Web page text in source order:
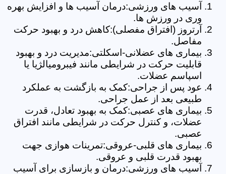
آسیب های ورزشی:درمان آسیب ها و افزایش بهره
وری در ورزش ها.
آرتروز (افتراق مفصلی):کاهش درد و بهبود حرکت
مفاصل.
بیماری های عضلانی-اسکلتی:مدیریت درد و بهبود
قابلیت حرکت در شرایطی مانند فیبرومیالژیا یا
اسپاسم عضلات.
عود پس از جراحی:کمک به بازگشت به عملکرد
طبیعی بعد از عمل جراحی.
بیماری های عصبی:کمک به بهبود تعادل، قدرت
عضلات، و کنترل حرکت در شرایطی مانند افتراق
عصبی.
بیماری های قلبی-عروقی:تمرینات هوازی جهت
بهبود قدرت قلبی و عروقی.
آسیب های ورزشی:درمان و بازسازی برای آسیب